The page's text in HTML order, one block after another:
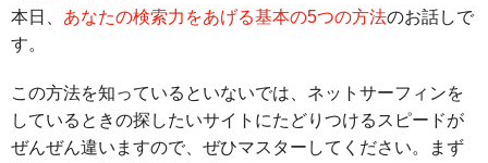
本日、 あなたの検索力をあげる基本の5つの方法のお話しで
す。
この方法を知っているといないでは、ネットサーフィンを
しているときの探したいサイトにたどりつけるスピードが
ぜんぜん違いますので、ぜひマスターしてください。まず